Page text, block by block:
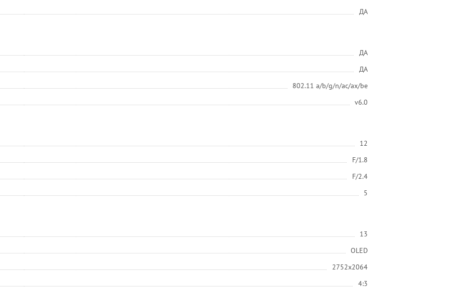
ДА
ДА
ДА
802.11 a/b/g/n/ac/ax/be
v6.0
12
F/1.8
F/2.4
5
13
OLED
2752x2064
4:3